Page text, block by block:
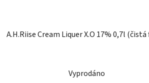
A.H.Riise Cream Liquer X.O 17% 0,7l (čistá
Vyprodáno